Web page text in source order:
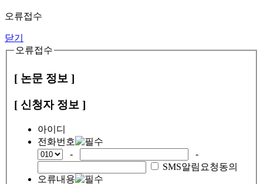
오류접수
닫기
오류접수
[ 논문 정보 ]
[ 신청자 정보 ]
아이디
전화번호
-
-
SMS알림요청동의
오류내용